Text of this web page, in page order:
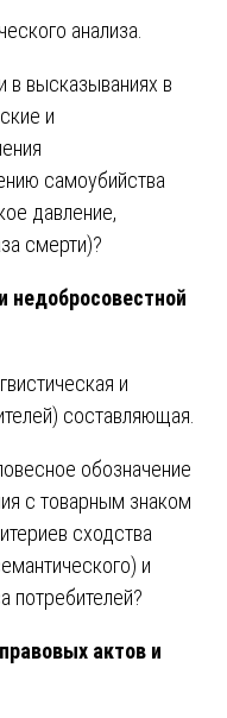
анализа.
в высказываниях в
и
самоубийства
давление,
смерти)?
недобросовестной
и
составляющая.
обозначение
с товарным знаком
сходства
и
потребителей?
актов и